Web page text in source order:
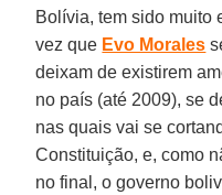
Bolívia, tem sido muito
vez que Evo Morales
deixam de existirem
no país (até 2009), se
nas quais vai se
Constituição, e, como
no final, o governo